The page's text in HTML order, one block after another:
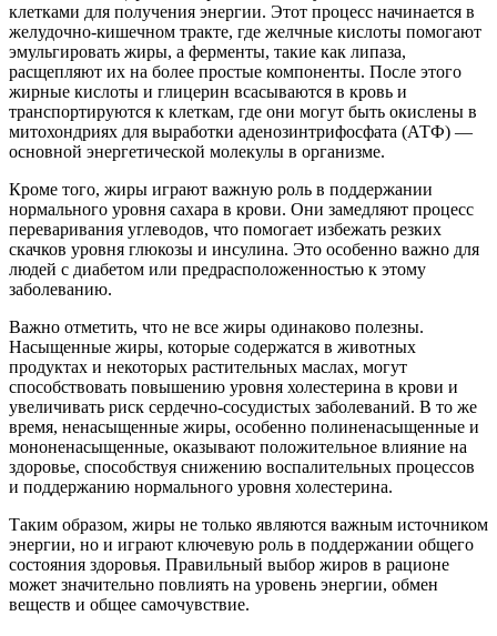
клетками для получения энергии. Этот процесс начинается в
желудочно-кишечном тракте, где желчные кислоты помогают
эмульгировать жиры, а ферменты, такие как липаза,
расщепляют их на более простые компоненты. После этого
жирные кислоты и глицерин всасываются в кровь и
транспортируются к клеткам, где они могут быть окислены в
митохондриях для выработки аденозинтрифосфата (АТФ) —
основной энергетической молекулы в организме.
Кроме того, жиры играют важную роль в поддержании
нормального уровня сахара в крови. Они замедляют процесс
переваривания углеводов, что помогает избежать резких
скачков уровня глюкозы и инсулина. Это особенно важно для
людей с диабетом или предрасположенностью к этому
заболеванию.
Важно отметить, что не все жиры одинаково полезны.
Насыщенные жиры, которые содержатся в животных
продуктах и некоторых растительных маслах, могут
способствовать повышению уровня холестерина в крови и
увеличивать риск сердечно-сосудистых заболеваний. В то же
время, ненасыщенные жиры, особенно полиненасыщенные и
мононенасыщенные, оказывают положительное влияние на
здоровье, способствуя снижению воспалительных процессов
и поддержанию нормального уровня холестерина.
Таким образом, жиры не только являются важным источником
энергии, но и играют ключевую роль в поддержании общего
состояния здоровья. Правильный выбор жиров в рационе
может значительно повлиять на уровень энергии, обмен
веществ и общее самочувствие.